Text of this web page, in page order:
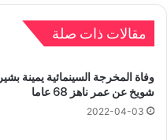
مقالات ذات صلة
وفاة المخرجة السينمائية يمينة بشير
شويخ عن عمر ناهز 68 عاما
2022-04-03